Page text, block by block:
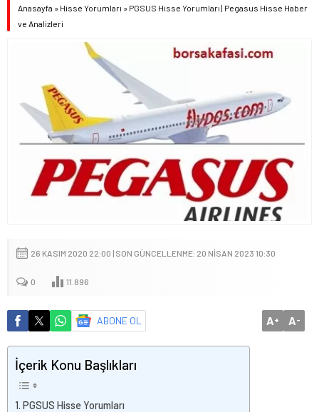
Anasayfa » Hisse Yorumları » PGSUS Hisse Yorumları | Pegasus Hisse Haber
ve Analizleri
26 KASIM 2020 22:00 | SON GÜNCELLENME: 20 NISAN 2023 10:30
0 11.896
ABONE OL A+ A-
İçerik Konu Başlıkları
PGSUS Hisse Yorumları